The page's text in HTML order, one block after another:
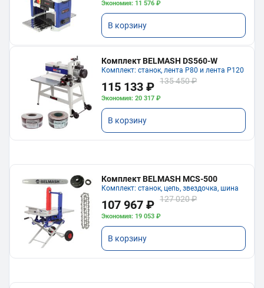
Экономия: 11 576 ₽
В корзину
Комплект BELMASH DS560-W
Комплект: станок, лента P80 и лента P120
115 133 ₽ 135 450 ₽
Экономия: 20 317 ₽
В корзину
Комплект BELMASH MCS-500
Комплект: станок, цепь, звездочка, шина
107 967 ₽ 127 020 ₽
Экономия: 19 053 ₽
В корзину